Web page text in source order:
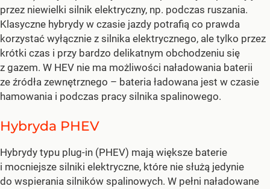
przez niewielki silnik elektryczny, np. podczas ruszania.
Klasyczne hybrydy w czasie jazdy potrafią co prawda
korzystać wyłącznie z silnika elektrycznego, ale tylko przez
krótki czas i przy bardzo delikatnym obchodzeniu się
z gazem. W HEV nie ma możliwości naładowania baterii
ze źródła zewnętrznego – bateria ładowana jest w czasie
hamowania i podczas pracy silnika spalinowego.
Hybryda PHEV
Hybrydy typu plug-in (PHEV) mają większe baterie
i mocniejsze silniki elektryczne, które nie służą jedynie
do wspierania silników spalinowych. W pełni naładowane